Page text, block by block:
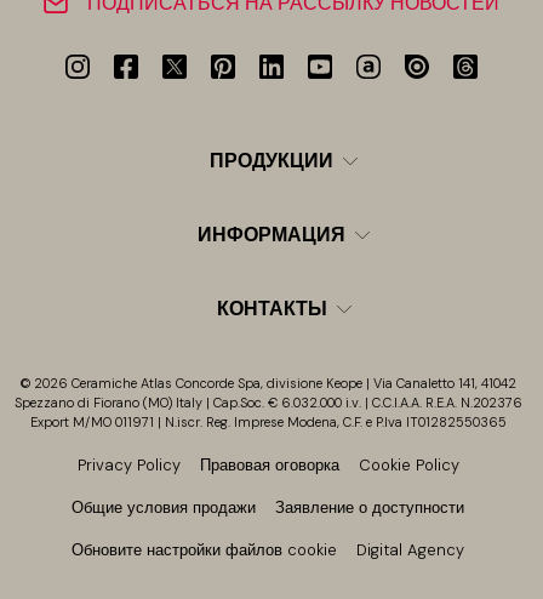
ПРОДУКЦИИ
ИНФОРМАЦИЯ
КОНТАКТЫ
© 2026 Ceramiche Atlas Concorde Spa, divisione Keope | Via Canaletto 141, 41042
Spezzano di Fiorano (MO) Italy | Cap.Soc. € 6.032.000 i.v. | C.C.I.A.A. R.E.A. N.202376
Export M/MO 011971 | N.iscr. Reg. Imprese Modena, C.F. e P.Iva IT01282550365
Privacy Policy Правовая оговорка Cookie Policy
Общие условия продажи Заявление о доступности
Обновите настройки файлов cookie Digital Agency